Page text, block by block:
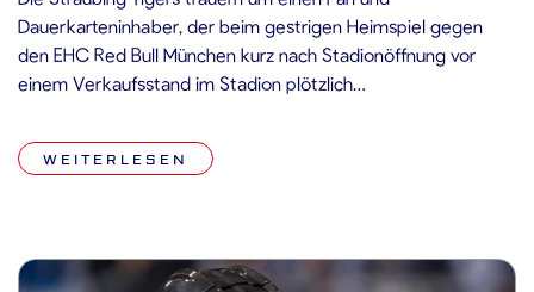
Dauerkarteninhaber, der beim gestrigen Heimspiel gegen
den EHC Red Bull München kurz nach Stadionöffnung vor
einem Verkaufsstand im Stadion plötzlich
Maßnahmen ist der Fan nach dem Transport ins Krankenhaus
dort noch am gestrigen Abend verstorben. Unser aufrichtiges
WEITERLESEN